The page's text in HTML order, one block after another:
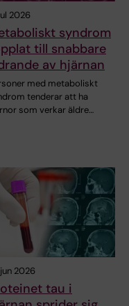
2026
syndrom
till snabbare
av hjärnan
med metaboliskt
tenderar att ha
som verkar äldre…
2026
tau i